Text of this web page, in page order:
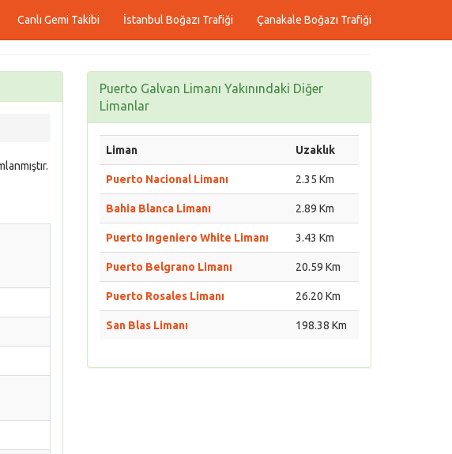
Canlı Gemi Takibi İstanbul Boğazı Trafiği Çanakale Boğazı Trafiği
Puerto Galvan Limanı Yakınındaki Diğer
Limanlar
Liman Uzaklık
Puerto Nacional Limanı 2.35 Km
Bahia Blanca Limanı 2.89 Km
Puerto Ingeniero White Limanı 3.43 Km
Puerto Belgrano Limanı 20.59 Km
Puerto Rosales Limanı 26.20 Km
San Blas Limanı 198.38 Km